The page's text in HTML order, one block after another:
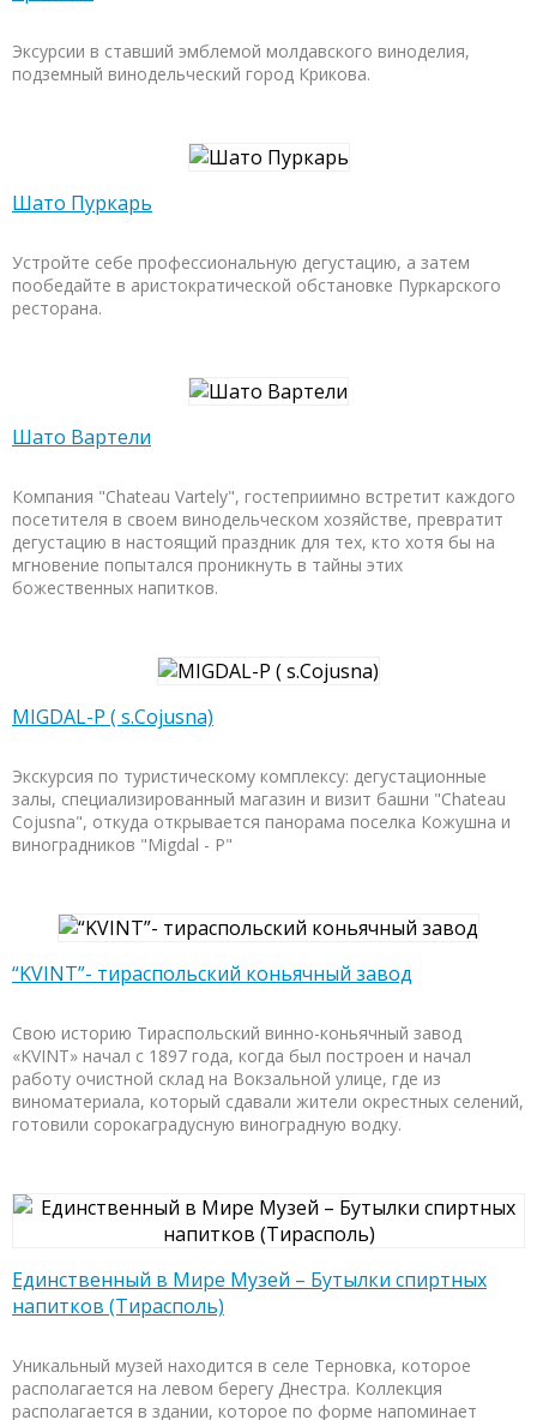
Эксурсии в ставший эмблемой молдавского виноделия,
подземный винодельческий город Крикова.
Шато Пуркарь
Устройте себе профессиональную дегустацию, а затем
пообедайте в аристократической обстановке Пуркарского
ресторана.
Шато Вартели
Компания "Chateau Vartely", гостеприимно встретит каждого
посетителя в своем винодельческом хозяйстве, превратит
дегустацию в настоящий праздник для тех, кто хотя бы на
мгновение попытался проникнуть в тайны этих
божественных напитков.
MIGDAL-P ( s.Cojusna)
Экскурсия по туристическому комплексу: дегустационные
залы, специализированный магазин и визит башни "Chateau
Cojusna", откуда открывается панорама поселка Кожушна и
виноградников "Migdal - P"
“KVINT”- тираспольский коньячный завод
Свою историю Тираспольский винно-коньячный завод
«KVINT» начал с 1897 года, когда был построен и начал
работу очистной склад на Вокзальной улице, где из
виноматериала, который сдавали жители окрестных селений,
готовили сорокаградусную виноградную водку.
Единственный в Мире Музей – Бутылки спиртных
напитков (Тирасполь)
Уникальный музей находится в селе Терновка, которое
располагается на левом берегу Днестра. Коллекция
располагается в здании, которое по форме напоминает